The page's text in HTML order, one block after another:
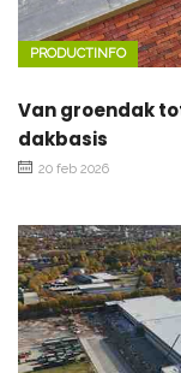
PRODUCTINFO
Van groendak
dakbasis
20 feb 2026